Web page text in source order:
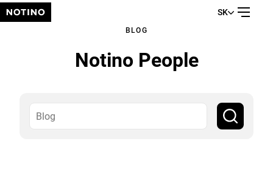
SK
BLOG
Notino People